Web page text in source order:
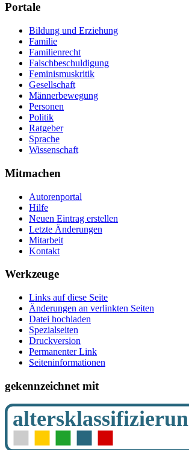
Portale
Bildung und Erziehung
Familie
Familienrecht
Falschbeschuldigung
Feminismuskritik
Gesellschaft
Männerbewegung
Personen
Politik
Ratgeber
Sprache
Wissenschaft
Mitmachen
Autorenportal
Hilfe
Neuen Eintrag erstellen
Letzte Änderungen
Mitarbeit
Kontakt
Werkzeuge
Links auf diese Seite
Änderungen an verlinkten Seiten
Datei hochladen
Spezialseiten
Druckversion
Permanenter Link
Seiten­­informationen
gekennzeichnet mit